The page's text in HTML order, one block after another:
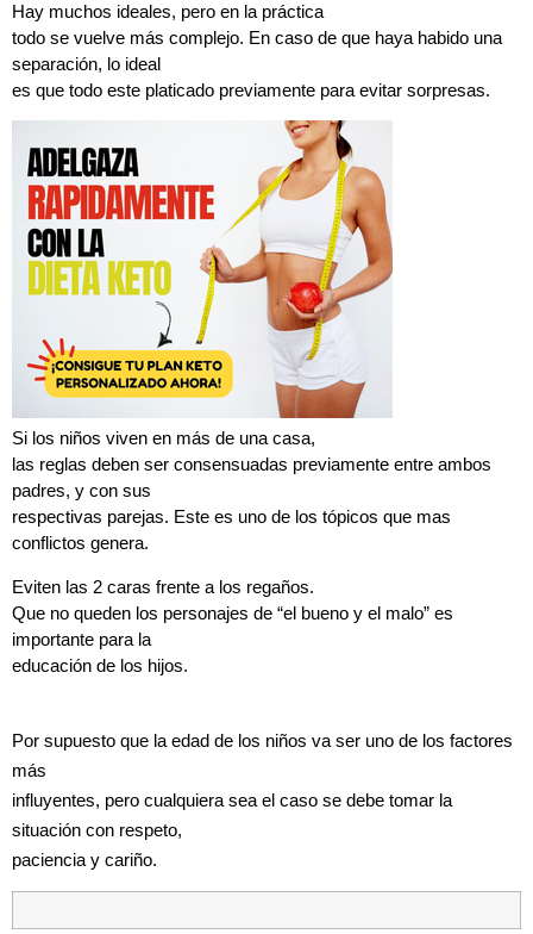
Hay muchos ideales, pero en la práctica
todo se vuelve más complejo. En caso de que haya habido una
separación, lo ideal
es que todo este platicado previamente para evitar sorpresas.
Si los niños viven en más de una casa,
las reglas deben ser consensuadas previamente entre ambos
padres, y con sus
respectivas parejas. Este es uno de los tópicos que mas
conflictos genera.
Eviten las 2 caras frente a los regaños.
Que no queden los personajes de “el bueno y el malo” es
importante para la
educación de los hijos.
Por supuesto que la edad de los niños va ser uno de los factores
más
influyentes, pero cualquiera sea el caso se debe tomar la
situación con respeto,
paciencia y cariño.